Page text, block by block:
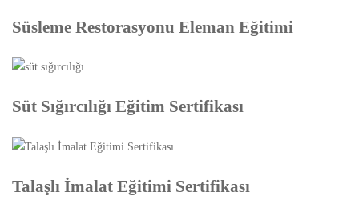
Süsleme Restorasyonu Eleman Eğitimi
Süt Sığırcılığı Eğitim Sertifikası
Talaşlı İmalat Eğitimi Sertifikası